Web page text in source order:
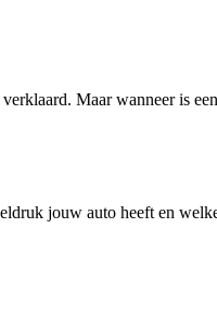
Maar wanneer is
jouw auto heeft en